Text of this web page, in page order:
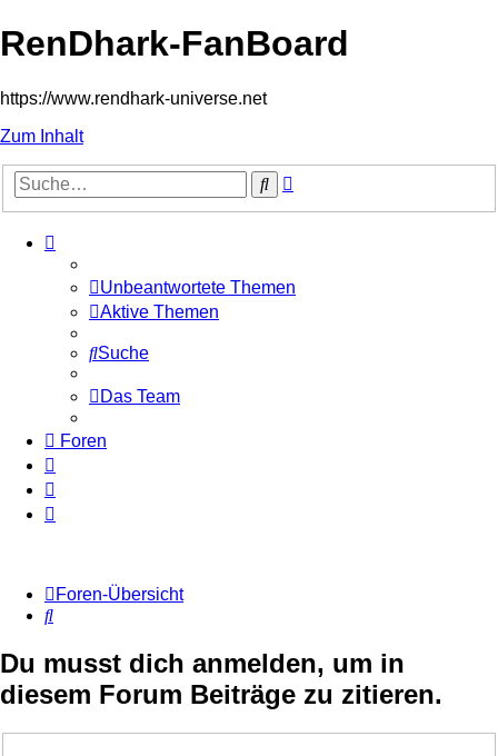
RenDhark-FanBoard
https://www.rendhark-universe.net
Zum Inhalt
Suche
Unbeantwortete Themen
Aktive Themen
Suche
Das Team
Foren
Foren-Übersicht
Suche
Du musst dich anmelden, um in
diesem Forum Beiträge zu zitieren.